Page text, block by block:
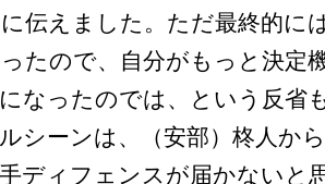
伝えました。ただ最終的に
たので、自分がもっと決定
なったのでは、という反省
シーンは、（安部）柊人か
ディフェンスが届かないと